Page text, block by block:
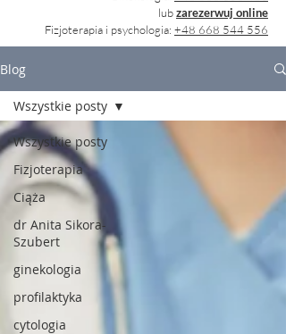
lubzarezerwuj online
Fizjoterapia i psychologia: +48 668 544 556
Blog
Wszystkie posty
Fizjoterapia
Ciąża
dr Anita Sikora-
Szubert
ginekologia
profilaktyka
cytologia
Wszystkie posty